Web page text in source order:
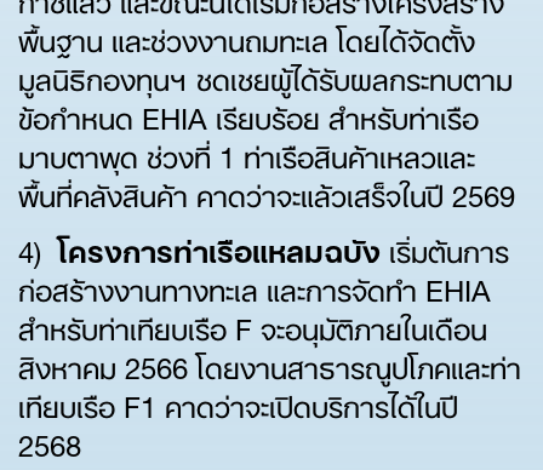
พื้นฐาน และช่วงงานถมทะเล โดยได้จัดตั้ง
มูลนิธิกองทุนฯ ชดเชยผู้ได้รับผลกระทบตาม
ข้อกำหนด EHIA เรียบร้อย สำหรับท่าเรือ
มาบตาพุด ช่วงที่ 1 ท่าเรือสินค้าเหลวและ
พื้นที่คลังสินค้า คาดว่าจะแล้วเสร็จในปี 2569
4)โครงการท่าเรือแหลมฉบังเริ่มต้นการ
ก่อสร้างงานทางทะเล และการจัดทำ EHIA
สำหรับท่าเทียบเรือ F จะอนุมัติภายในเดือน
สิงหาคม 2566 โดยงานสาธารณูปโภคและท่า
เทียบเรือ F1 คาดว่าจะเปิดบริการได้ในปี
2568